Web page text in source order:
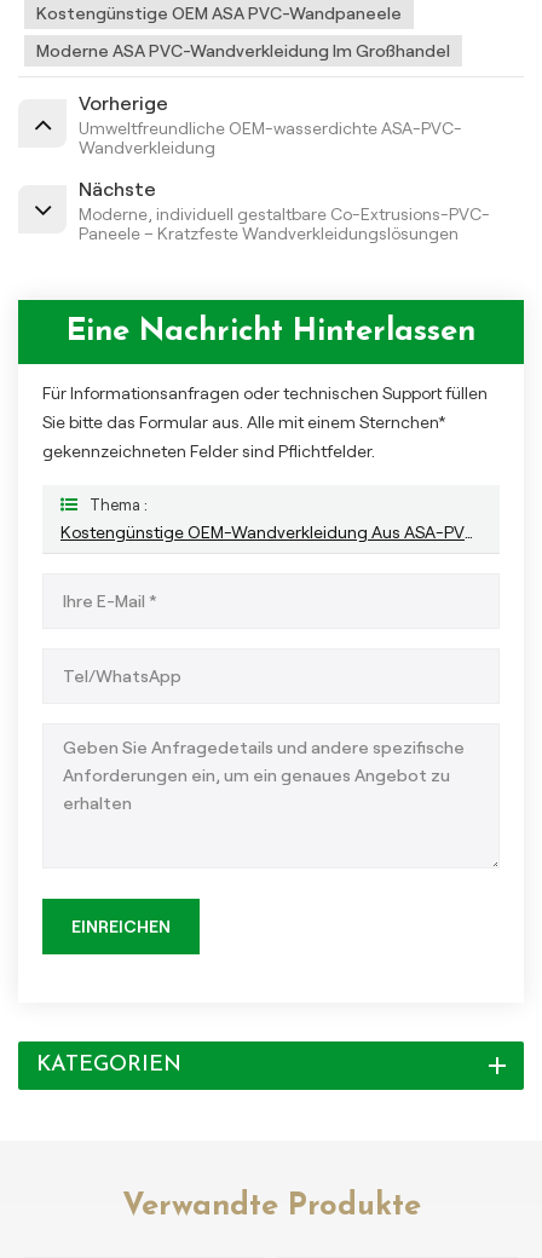
Kostengünstige OEM ASA PVC-Wandpaneele
Moderne ASA PVC-Wandverkleidung Im Großhandel
Vorherige
Umweltfreundliche OEM-wasserdichte ASA-PVC-
Wandverkleidung
Nächste
Moderne, individuell gestaltbare Co-Extrusions-PVC-
Paneele – Kratzfeste Wandverkleidungslösungen
Eine Nachricht Hinterlassen
Für Informationsanfragen oder technischen Support füllen
Sie bitte das Formular aus. Alle mit einem Sternchen*
gekennzeichneten Felder sind Pflichtfelder.
Thema :
Kostengünstige OEM-Wandverkleidung Aus ASA-PVC Für Den Außenbereich
EINREICHEN
KATEGORIEN
Verwandte Produkte